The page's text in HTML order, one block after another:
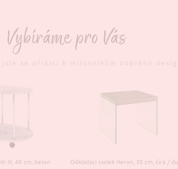
Vybíráme pro Vás
III, 45 cm, beton Odkládací stolek Heron, 35 cm, čirá /